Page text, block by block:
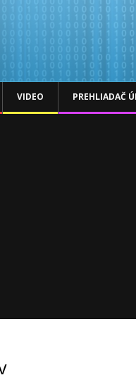
VIDEO PREHLIADAČ